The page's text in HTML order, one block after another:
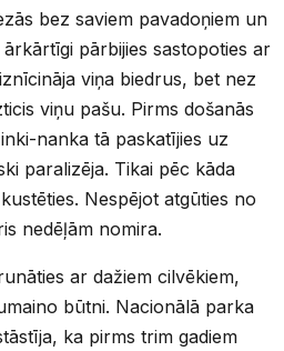
bez saviem pavadoņiem un
pārbijies sastopoties ar
viņa biedrus, bet nez
viņu pašu. Pirms došanās
nanka tā paskatījies uz
paralizēja. Tikai pēc kāda
Nespējot atgūties no
nedēļām nomira.
ar dažiem cilvēkiem,
būtni. Nacionālā parka
ka pirms trim gadiem